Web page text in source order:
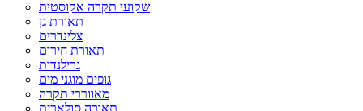
שקועי תקרה אקוסטית
תאורת גן
צלינדרים
תאורת חירום
גרילנדות
גופים מוגני מים
מאווררי תקרה